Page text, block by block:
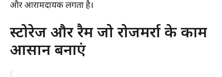
और आरामदायक लगता है।
स्टोरेज और रैम जो रोजमर्रा के काम
आसान बनाएं